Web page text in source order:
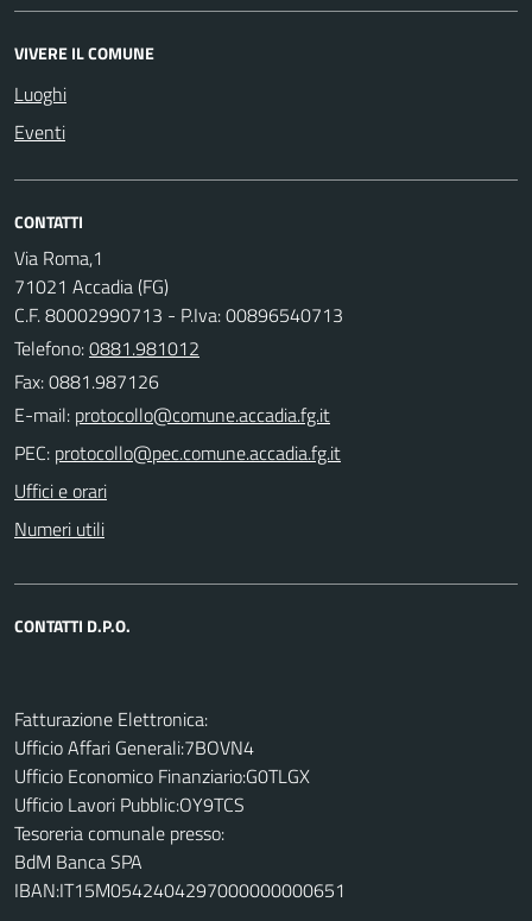
VIVERE IL COMUNE
Luoghi
Eventi
CONTATTI
Via Roma,1
71021 Accadia (FG)
C.F. 80002990713 - P.Iva: 00896540713
Telefono:0881.981012
Fax: 0881.987126
E-mail:
PEC:
Uffici e orari
Numeri utili
CONTATTI D.P.O.
Fatturazione Elettronica:
Ufficio Affari Generali:7BOVN4
Ufficio Economico Finanziario:G0TLGX
Ufficio Lavori Pubblic:OY9TCS
Tesoreria comunale presso:
BdM Banca SPA
IBAN:IT15M0542404297000000000651